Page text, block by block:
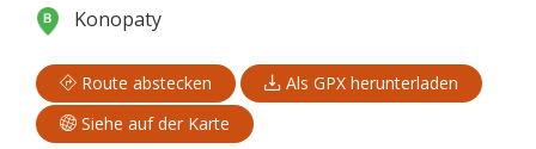
Konopaty
Route abstecken
Als GPX herunterladen
Siehe auf der Karte